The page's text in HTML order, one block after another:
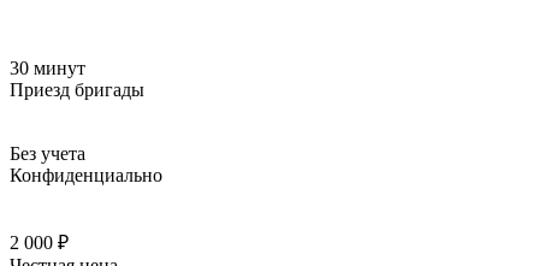
30 минут
Приезд бригады
Без учета
Конфиденциально
2 000 ₽